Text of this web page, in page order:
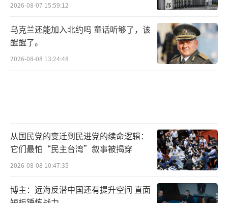
2026-08-07 15:59:12
乌克兰还能加入北约吗 童话听够了，该
醒醒了。
2026-08-08 13:24:48
从国民党的变迁到民进党的续命逻辑：
它们最怕“民主台湾”叙事被揭穿
2026-08-08 10:47:35
博主：远海反潜中国还有提升空间 直面